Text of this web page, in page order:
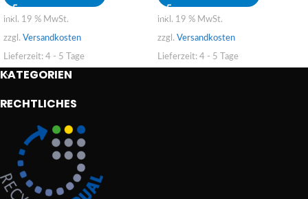
inkl. 19 % MwSt.
zzgl. Versandkosten
Lieferzeit: 4 - 5 Tage
inkl. 19 % MwSt.
zzgl. Versandkosten
Lieferzeit: 4 - 5 Tage
KATEGORIEN
RECHTLICHES